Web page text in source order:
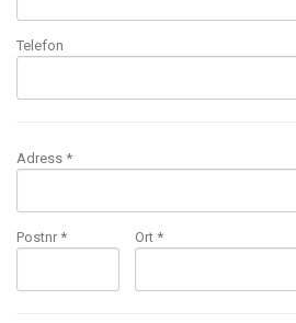
Telefon
Adress *
Postnr * Ort *